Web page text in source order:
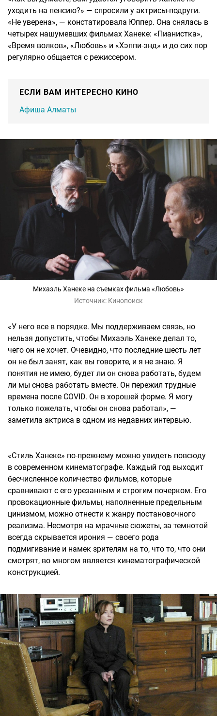
уходить на пенсию?» — спросили у актрисы-подруги.
«Не уверена», — констатировала Юппер. Она снялась в
четырех нашумевших фильмах Ханеке: «Пианистка»,
«Время волков», «Любовь» и «Хэппи-энд» и до сих пор
регулярно общается с режиссером.
ЕСЛИ ВАМ ИНТЕРЕСНО КИНО
Афиша Алматы
Михаэль Ханеке на съемках фильма «Любовь»
Источник: Кинопоиск
«У него все в порядке. Мы поддерживаем связь, но
нельзя допустить, чтобы Михаэль Ханеке делал то,
чего он не хочет. Очевидно, что последние шесть лет
он не был занят, как вы говорите, и я не знаю. Я
понятия не имею, будет ли он снова работать, будем
ли мы снова работать вместе. Он пережил трудные
времена после COVID. Он в хорошей форме. Я могу
только пожелать, чтобы он снова работал», —
заметила актриса в одном из недавних интервью.
«Стиль Ханеке» по-прежнему можно увидеть повсюду
в современном кинематографе. Каждый год выходит
бесчисленное количество фильмов, которые
сравнивают с его урезанным и строгим почерком. Его
провокационные фильмы, наполненные предельным
цинизмом, можно отнести к жанру постановочного
реализма. Несмотря на мрачные сюжеты, за темнотой
всегда скрывается ирония — своего рода
подмигивание и намек зрителям на то, что то, что они
смотрят, во многом является кинематографической
конструкцией.